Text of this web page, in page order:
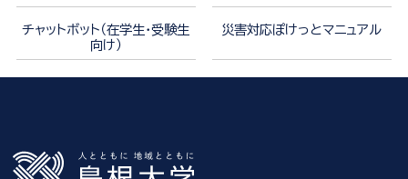
チャットボット（在学生・受験生
向け）
災害対応ぽけっとマニュアル